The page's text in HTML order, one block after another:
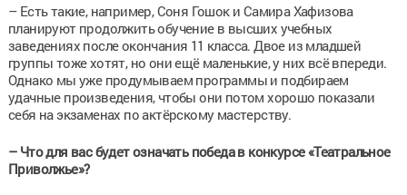
– Есть такие, например, Соня Гошок и Самира Хафизова
планируют продолжить обучение в высших учебных
заведениях после окончания 11 класса. Двое из младшей
группы тоже хотят, но они ещё маленькие, у них всё впереди.
Однако мы уже продумываем программы и подбираем
удачные произведения, чтобы они потом хорошо показали
себя на экзаменах по актёрскому мастерству.
– Что для вас будет означать победа в конкурсе «Театральное
Приволжье»?